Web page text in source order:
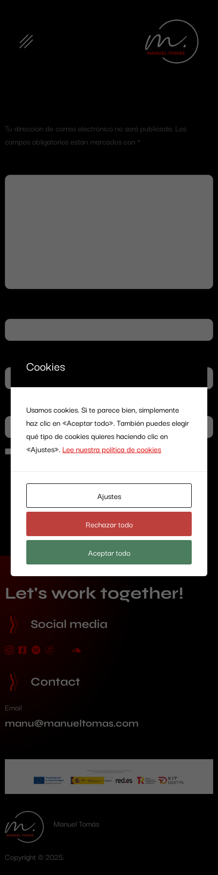
Tu dirección de correo electrónico no será publicada. Los
campos obligatorios están marcados con *
este navegador para la próxima vez que
comente.
Let's work together!
Social media
Contact
Email
manu@manueltomas.com
Manuel Tomás
Copyright © 2025.
Cookies
Usamos cookies. Si te parece bien, simplemente
haz clic en «Aceptar todo». También puedes elegir
qué tipo de cookies quieres haciendo clic en
«Ajustes». Lee nuestra política de cookies
Ajustes
Rechazar todo
Aceptar todo